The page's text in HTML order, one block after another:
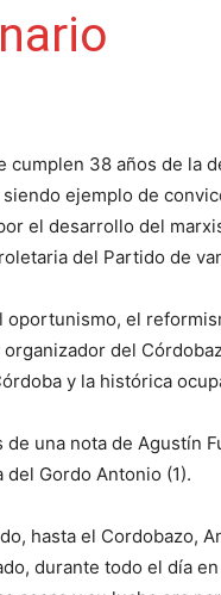
cumplen 38 años de la
ejemplo de
el desarrollo del
del Partido de
oportunismo, el
del
y la histórica
una nota de Agustín
Gordo Antonio (1).
hasta el Cordobazo,
durante todo el día